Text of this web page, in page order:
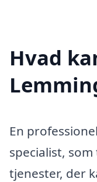
Hvad
En
specialist,
tjenester, der